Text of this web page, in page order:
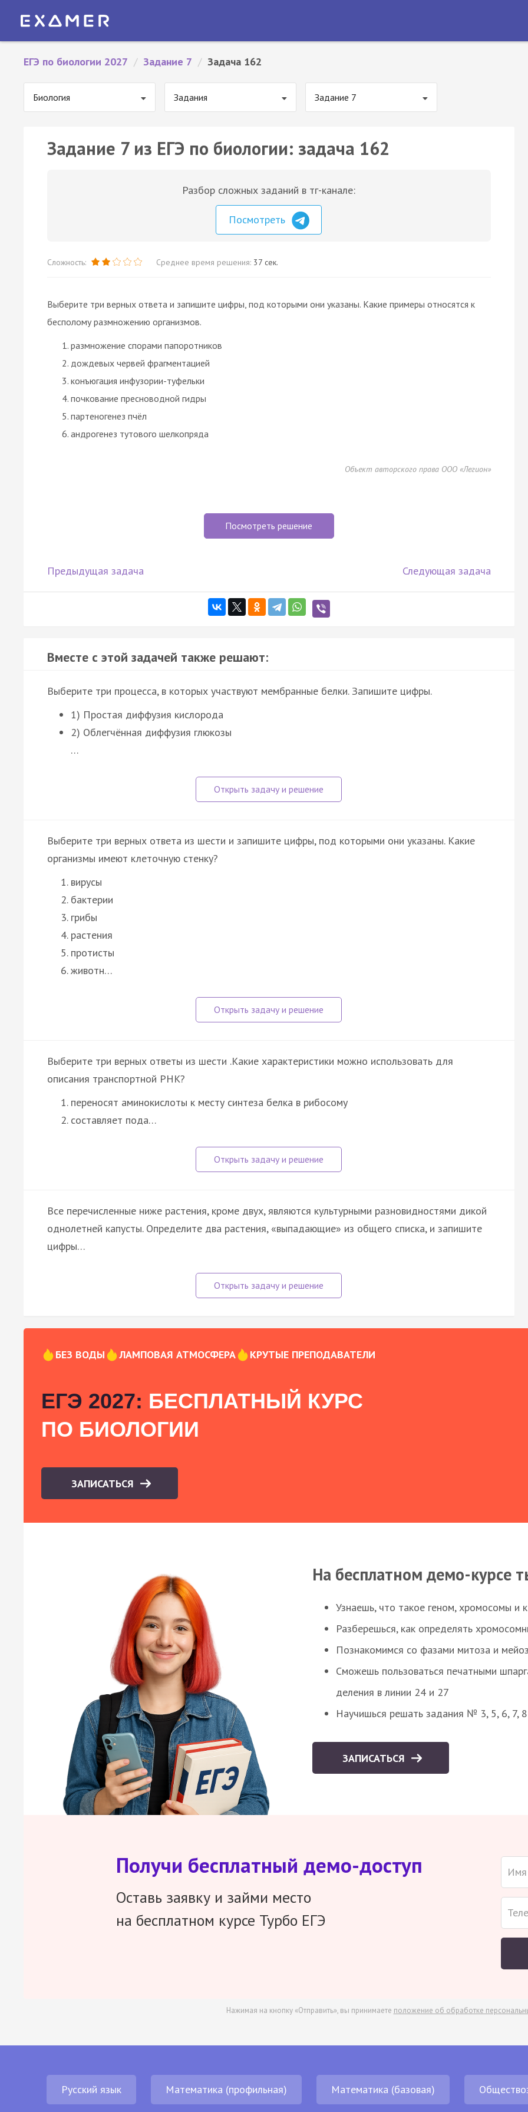
ЕГЭ по биологии 2027 / Задание 7 / Задача 162
Биология Задания Задание 7
Задание 7 из ЕГЭ по биологии: задача 162
Разбор сложных заданий в тг-канале:
Посмотреть
Сложность: Среднее время решения: 37 сек.
Выберите три верных ответа и запишите цифры, под которыми они указаны. Какие примеры относятся к
бесполому размножению организмов.
размножение спорами папоротников
дождевых червей фрагментацией
конъюгация инфузории-туфельки
почкование пресноводной гидры
партеногенез пчёл
андрогенез тутового шелкопряда
Объект авторского права ООО «Легион»
Посмотреть решение
Предыдущая задача Следующая задача
Вместе с этой задачей также решают:
Выберите три процесса, в которых участвуют мембранные белки. Запишите цифры.
1) Простая диффузия кислорода
2) Облегчённая диффузия глюкозы
…
Выберите три верных ответа из шести и запишите цифры, под которыми они указаны. Какие
организмы имеют клеточную стенку?
вирусы
бактерии
грибы
растения
протисты
животн…
Выберите три верных ответы из шести .Какие характеристики можно использовать для
описания транспортной РНК?
переносят аминокислоты к месту синтеза белка в рибосому
составляет пода…
Все перечисленные ниже растения, кроме двух, являются культурными разновидностями дикой
однолетней капусты. Определите два растения, «выпадающие» из общего списка, и запишите
цифры…
БЕЗ ВОДЫ ЛАМПОВАЯ АТМОСФЕРА КРУТЫЕ ПРЕПОДАВАТЕЛИ
ЕГЭ 2027: БЕСПЛАТНЫЙ КУРС
ПО БИОЛОГИИ
ЗАПИСАТЬСЯ
На бесплатном демо-курсе
Узнаешь, что такое геном, хромосомы и
Разберешься, как определять
Познакомимся со фазами митоза и
Сможешь пользоваться печатными
деления в линии 24 и 27
Научишься решать задания № 3, 5, 6, 7,
ЗАПИСАТЬСЯ
Получи бесплатный демо-доступ
Оставь заявку и займи место
на бесплатном курсе Турбо ЕГЭ
Нажимая на кнопку «Отправить», вы принимаете положение об обработке
Русский язык Математика (профильная) Математика (базовая)